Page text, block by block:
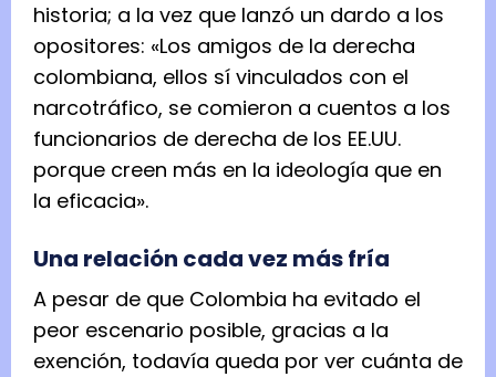
historia; a la vez que lanzó un dardo a los
opositores: «Los amigos de la derecha
colombiana, ellos sí vinculados con el
narcotráfico, se comieron a cuentos a los
funcionarios de derecha de los EE.UU.
porque creen más en la ideología que en
la eficacia».
Una relación cada vez más fría
A pesar de que Colombia ha evitado el
peor escenario posible, gracias a la
exención, todavía queda por ver cuánta de